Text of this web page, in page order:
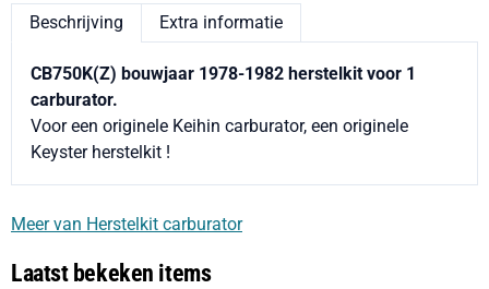
Beschrijving Extra informatie
CB750K(Z) bouwjaar 1978-1982 herstelkit voor 1
carburator.
Voor een originele Keihin carburator, een originele
Keyster herstelkit !
Meer van Herstelkit carburator
Laatst bekeken items